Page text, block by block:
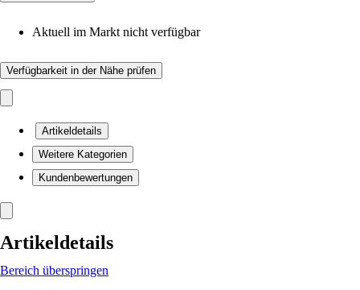
Aktuell im Markt nicht verfügbar
Verfügbarkeit in der Nähe prüfen
Artikeldetails
Weitere Kategorien
Kundenbewertungen
Artikeldetails
Bereich überspringen